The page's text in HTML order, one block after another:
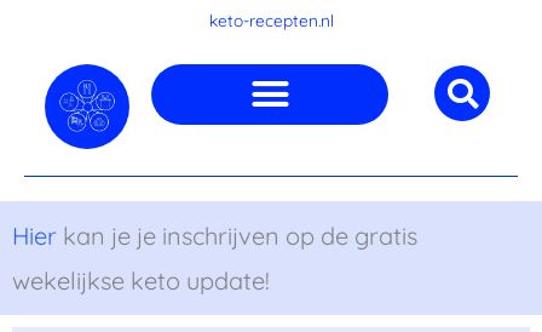
inhoud
keto-recepten.nl
Hier kan je je inschrijven op de gratis
wekelijkse keto update!